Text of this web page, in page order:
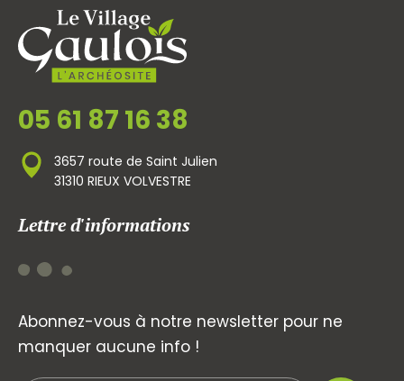
05 61 87 16 38
3657 route de Saint Julien
31310 RIEUX VOLVESTRE
Lettre d'informations
Abonnez-vous à notre newsletter pour ne
manquer aucune info !